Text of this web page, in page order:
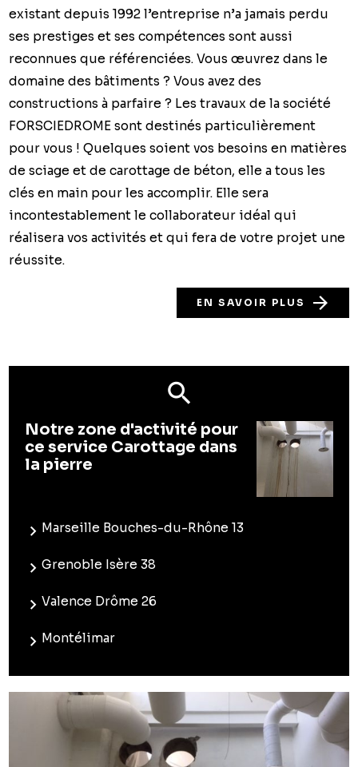
existant depuis 1992 l’entreprise n’a jamais perdu
ses prestiges et ses compétences sont aussi
reconnues que référenciées. Vous œuvrez dans le
domaine des bâtiments ? Vous avez des
constructions à parfaire ? Les travaux de la société
FORSCIEDROME sont destinés particulièrement
pour vous ! Quelques soient vos besoins en matières
de sciage et de carottage de béton, elle a tous les
clés en main pour les accomplir. Elle sera
incontestablement le collaborateur idéal qui
réalisera vos activités et qui fera de votre projet une
réussite.
EN SAVOIR PLUS
Notre zone d'activité pour
ce service Carottage dans
la pierre
Marseille Bouches-du-Rhône 13
Grenoble Isère 38
Valence Drôme 26
Montélimar